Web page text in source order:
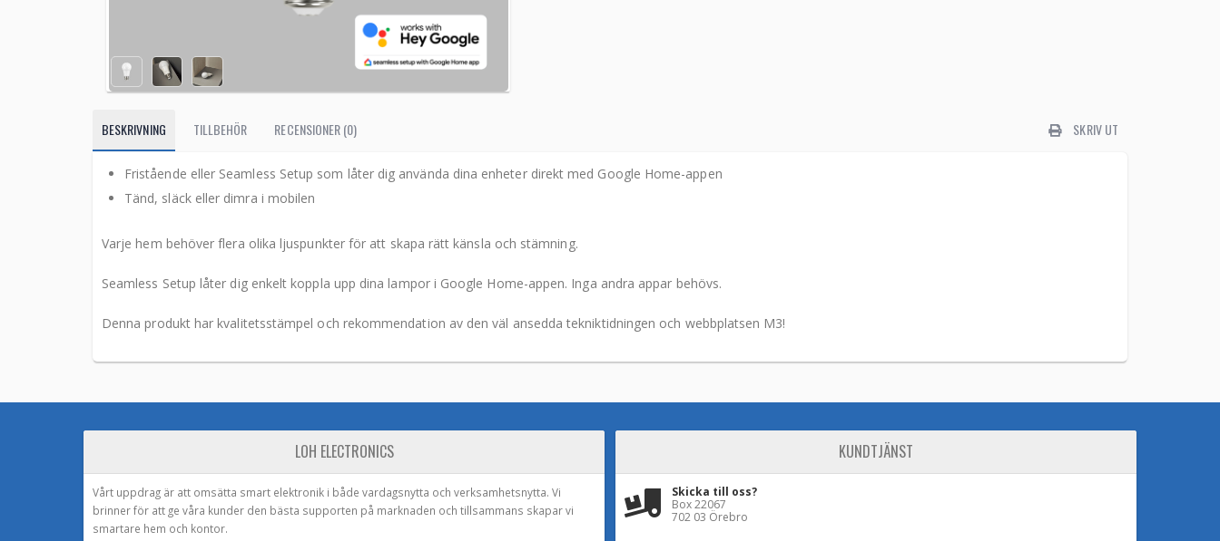
BESKRIVNING TILLBEHÖR RECENSIONER (0) SKRIV UT
Fristående eller Seamless Setup som låter dig använda dina enheter direkt med Google Home-appen
Tänd, släck eller dimra i mobilen
Varje hem behöver flera olika ljuspunkter för att skapa rätt känsla och stämning.
Seamless Setup låter dig enkelt koppla upp dina lampor i Google Home-appen. Inga andra appar behövs.
Denna produkt har kvalitetsstämpel och rekommendation av den väl ansedda tekniktidningen och webbplatsen M3!
LOH ELECTRONICS
Vårt uppdrag är att omsätta smart elektronik i både vardagsnytta och verksamhetsnytta. Vi
brinner för att ge våra kunder den bästa supporten på marknaden och tillsammans skapar vi
smartare hem och kontor.
KUNDTJÄNST
Skicka till oss?
Box 22067
702 03 Örebro